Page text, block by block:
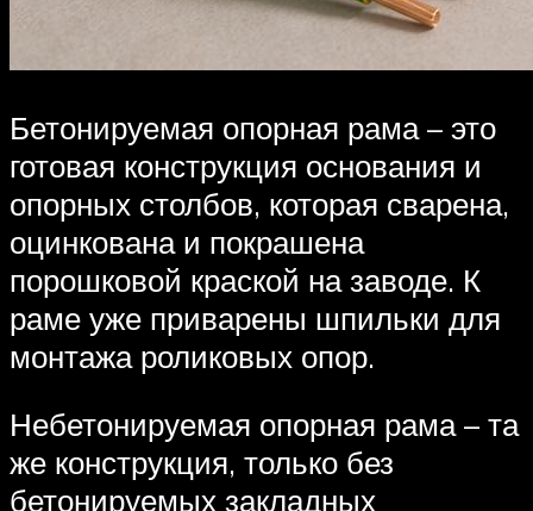
Бетонируемая опорная рама – это
готовая конструкция основания и
опорных столбов, которая сварена,
оцинкована и покрашена
порошковой краской на заводе. К
раме уже приварены шпильки для
монтажа роликовых опор.
Небетонируемая опорная рама – та
же конструкция, только без
бетонируемых закладных